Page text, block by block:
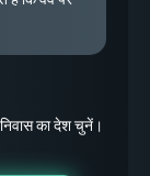
का देश चुनें।